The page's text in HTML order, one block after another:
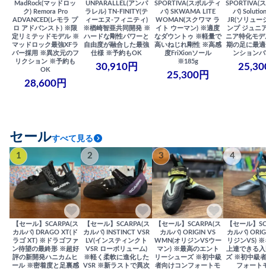
MadRock(マッドロッ
ク) Remora Pro
ADVANCED(レモラ プ
ロ アドバンスト) ※限
定リミテッドモデル ※
マッドロック最強XFラ
バー採用 ※異次元のフ
リクション ※予約も
OK
28,600円
UNPARALLEL(アンパ
ラレル) TN-FINITY(テ
ィーエヌ-フィニティ)
※楢崎智亜共同開発 ※
ハードな剛性パワーと
自由度が融合した最強
仕様 ※予約もOK
30,910円
SPORTIVA(スポルティ
バ) SKWAMA LITE
WOMAN(スクワマ ラ
イト ウーマン) ※適度
なダウントゥ ※軽量で
高いねじれ剛性 ※高感
度FriXionソール
※185g
25,300円
SPORTIVA(
バ)
JR(ソリュー
ンプ ジュニ
ニア特化モ
期の足に最
ンション
セールすべて見る
1
【セール】SCARPA(ス
カルパ) DRAGO XT(ド
ラゴ XT) ※ドラゴファ
ン待望の最終形 ※超好
評の新開発ハニカムヒ
ール ※密着度と足裏感
2
【セール】SCARPA(ス
カルパ) INSTINCT VSR
LV(インスティンクト
VSR ローボリューム)
※軽く柔軟に進化した
VSR ※新ラストで異次
3
【セール】SCARPA(ス
カルパ) ORIGIN VS
WMN(オリジンVSウー
マン) ※最高のエント
リーシューズ ※初中級
者向けコンフォートモ
4
【セール】
カルパ)
リジンVS) ※
上達できる
ズ ※初中級
フォート